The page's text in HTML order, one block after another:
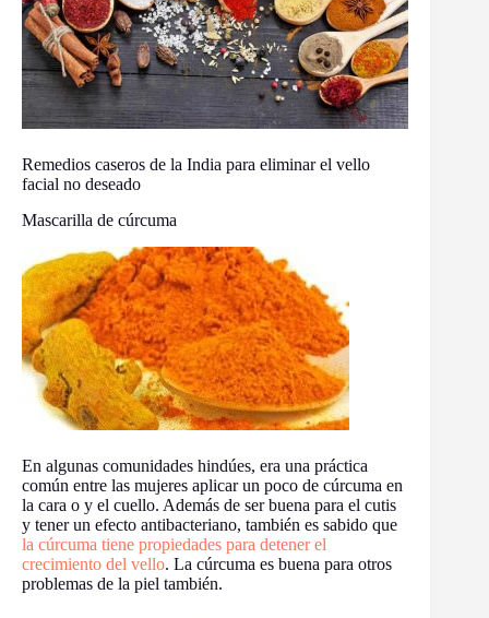
Remedios caseros de la India para eliminar el vello
facial no deseado
Mascarilla de cúrcuma
En algunas comunidades hindúes, era una práctica
común entre las mujeres aplicar un poco de cúrcuma en
la cara o y el cuello. Además de ser buena para el cutis
y tener un efecto antibacteriano, también es sabido que
la cúrcuma tiene propiedades para detener el
crecimiento del vello. La cúrcuma es buena para otros
problemas de la piel también.